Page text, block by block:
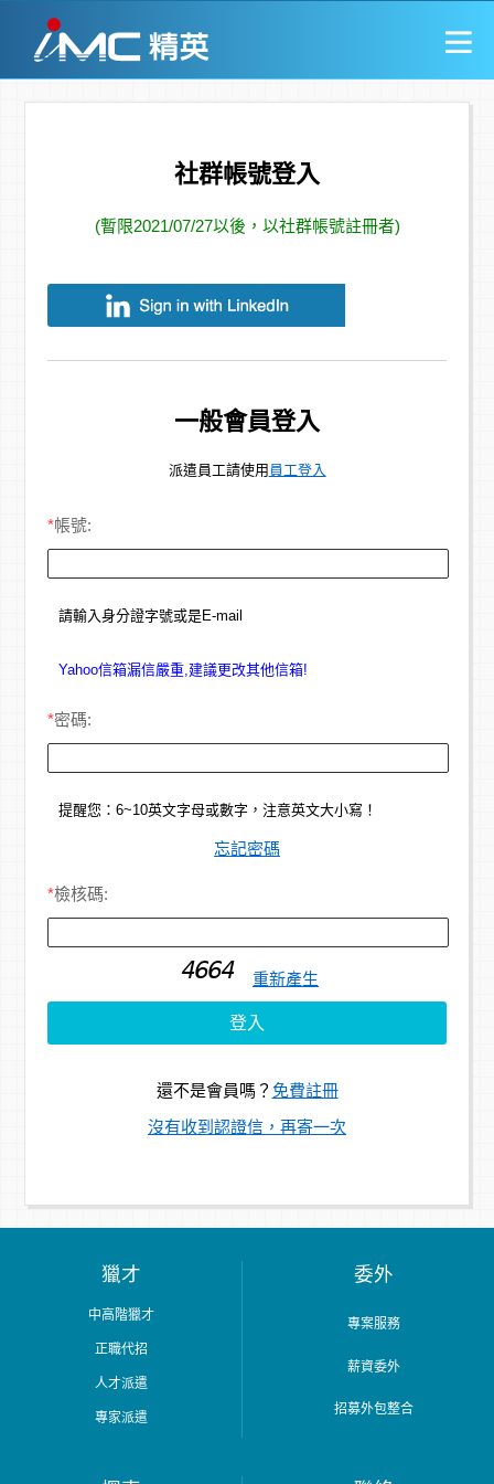
社群帳號登入
(暫限2021/07/27以後，以社群帳號註冊者)
一般會員登入
派遣員工請使用 員工登入
*帳號:
請輸入身分證字號或是E-mail
Yahoo信箱漏信嚴重,建議更改其他信箱!
*密碼:
提醒您：6~10英文字母或數字，注意英文大小寫！
忘記密碼
*檢核碼:
重新產生
還不是會員嗎？ 免費註冊
沒有收到認證信，再寄一次
獵才
中高階獵才
正職代招
人才派遣
專家派遣
委外
專案服務
薪資委外
招募外包整合